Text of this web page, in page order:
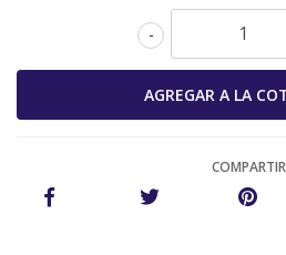
-
COMPARTIR